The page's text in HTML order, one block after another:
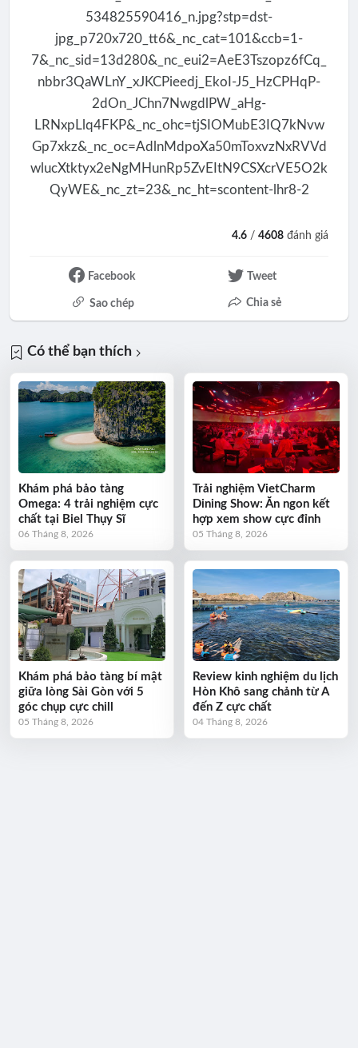
4.6 /4608 đánh giá
Facebook Tweet
Sao chép Chia sẻ
Có thể bạn thích
Khám phá bảo tàng
Omega: 4 trải nghiệm cực
chất tại Biel Thụy Sĩ
06 Tháng 8, 2026
Trải nghiệm VietCharm
Dining Show: Ăn ngon kết
hợp xem show cực đỉnh
05 Tháng 8, 2026
Khám phá bảo tàng bí mật
giữa lòng Sài Gòn với 5
góc chụp cực chill
05 Tháng 8, 2026
Review kinh nghiệm du lịch
Hòn Khô sang chảnh từ A
đến Z cực chất
04 Tháng 8, 2026